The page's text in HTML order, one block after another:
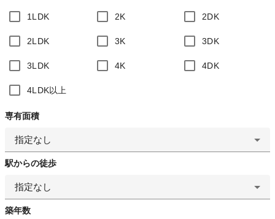
1LDK 2K 2DK
2LDK 3K 3DK
3LDK 4K 4DK
4LDK以上
専有面積
指定なし
駅からの徒歩
指定なし
築年数